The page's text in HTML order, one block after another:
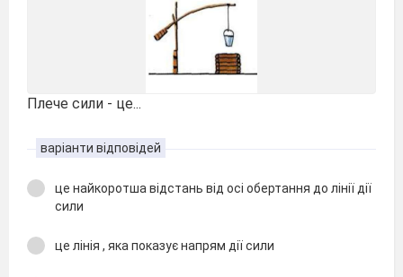
Плече сили - це...
варіанти відповідей
це найкоротша відстань від осі обертання до лінії дії
сили
це лінія , яка показує напрям дії сили